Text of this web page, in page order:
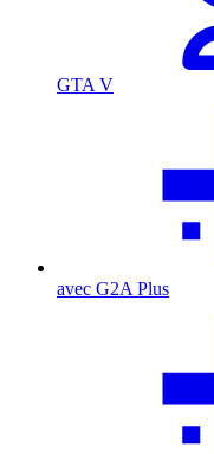
GTA V
avec G2A Plus